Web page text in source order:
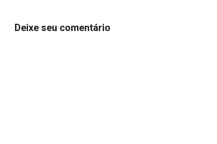
Deixe seu comentário